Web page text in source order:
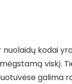
nuolaidų kodai
viskį.
galima